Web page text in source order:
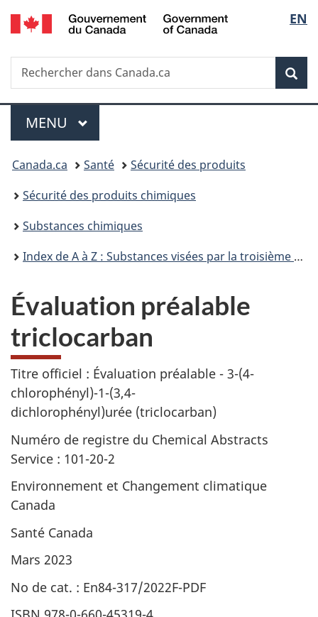
Passer
au
principal
Passer
à
Au
du
Passer
à
version
simplifiée
de
la
EN
Recherche
Rechercher
dans
Menu
MENU PRINCIPAL
Vous
êtes
ici :
Canada.ca Santé
Sécurité des produits
Sécurité des produits chimiques
Substances chimiques
Index de A à Z : Substances visées par la troisième phase du Plan de gestion des produits chimiques
Évaluation préalable
triclocarban
Titre officiel : Évaluation préalable - 3-(4-
chlorophényl)-1-(3,4-
dichlorophényl)urée (triclocarban)
Numéro de registre du Chemical Abstracts
Service : 101-20-2
Environnement et Changement climatique
Canada
Santé Canada
Mars 2023
No de cat. : En84-317/2022F-PDF